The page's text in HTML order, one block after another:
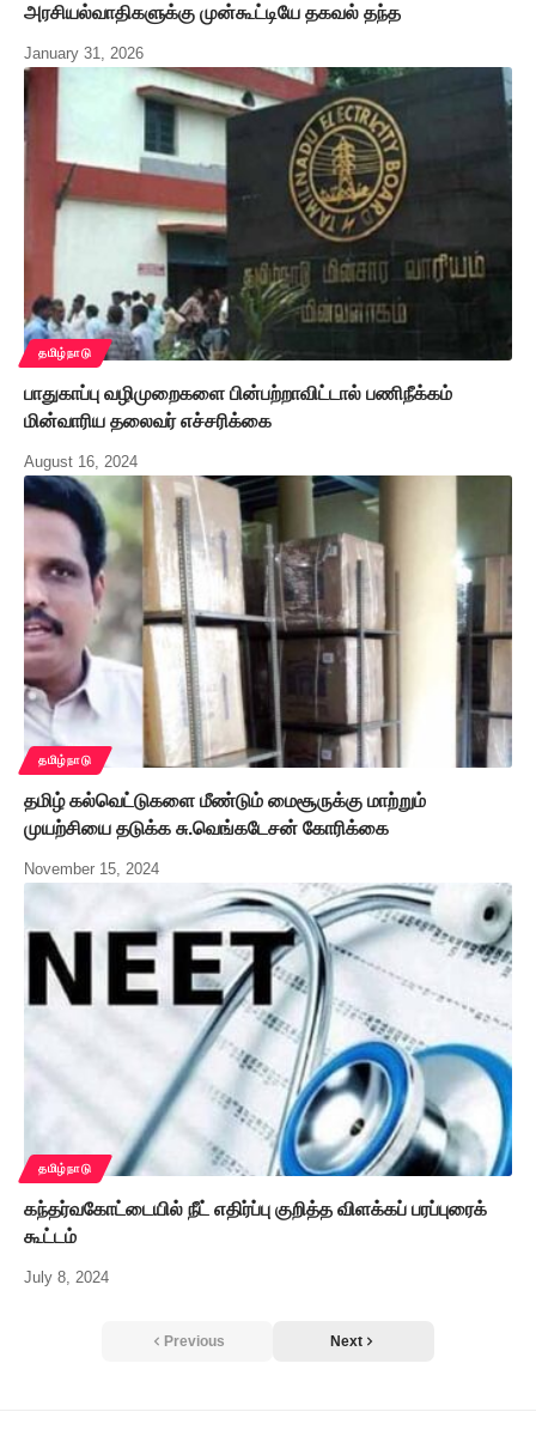
அரசியல்வாதிகளுக்கு முன்கூட்டியே தகவல் தந்த
January 31, 2026
தமிழ்நாடு
பாதுகாப்பு வழிமுறைகளை பின்பற்றாவிட்டால் பணிநீக்கம்
மின்வாரிய தலைவர் எச்சரிக்கை
August 16, 2024
தமிழ்நாடு
தமிழ் கல்வெட்டுகளை மீண்டும் மைசூருக்கு மாற்றும்
முயற்சியை தடுக்க சு.வெங்கடேசன் கோரிக்கை
November 15, 2024
தமிழ்நாடு
கந்தர்வகோட்டையில் நீட் எதிர்ப்பு குறித்த விளக்கப் பரப்புரைக்
கூட்டம்
July 8, 2024
Previous Next